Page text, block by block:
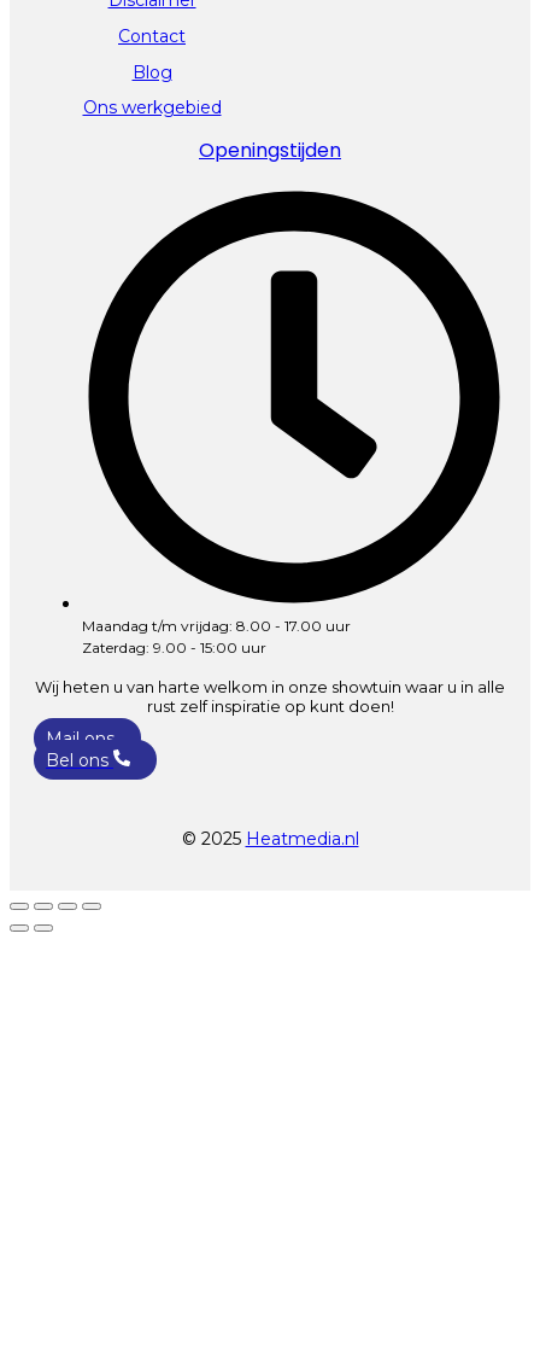
Contact
Blog
Ons werkgebied
Openingstijden
Maandag t/m vrijdag: 8.00 - 17.00 uur
Zaterdag: 9.00 - 15:00 uur
Wij heten u van harte welkom in onze showtuin waar u in alle
rust zelf inspiratie op kunt doen!
Mail ons
Bel ons
© 2025 Heatmedia.nl